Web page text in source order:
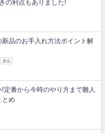
の利点もありました!
新品のお手入れ方法ポイント解
新品
定番から今時のやり方まで雛人
とめ